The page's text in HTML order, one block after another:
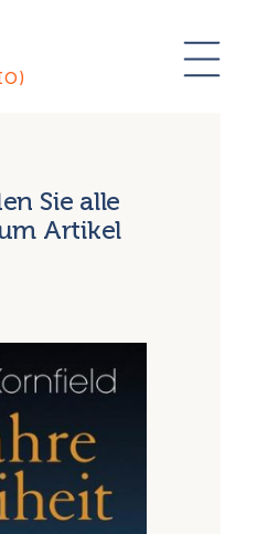
Sie alle
Artikel